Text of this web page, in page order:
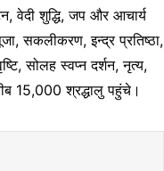
वेदी शुद्धि, जप और आचार्य
सकलीकरण, इन्द्र प्रतिष्ठा,
सोलह स्वप्न दर्शन, नृत्य,
15,000 श्रद्धालु पहुंचे।